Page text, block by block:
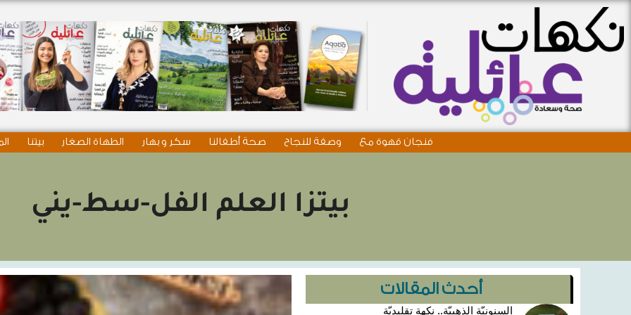
فنجان قهوة مع وصفة للنجاح صحة أطفالنا سكر و بهار الطهاة الصغار بيتنا
بيتزا العلم الفل-سط-يني
أحدث المقالات
السنونيّة الذهبيّة.. نكهة تقليديّة